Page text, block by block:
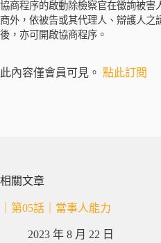
協商程序的啟動除檢察官在徵詢被害
商外，依被告或其代理人、辯護人之
後，亦可開啟協商程序。
此內容僅會員可見。 點此訂閱
相關文章
｜第05話｜當事人能力
2023 年 8 月 22 日